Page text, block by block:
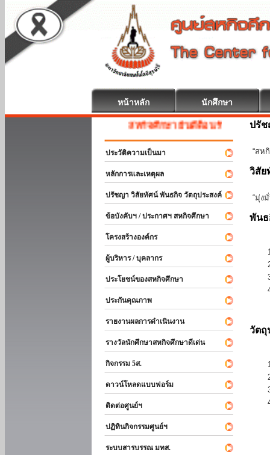
หน้าหลัก นักศึกษา
สหกิจศึกษา ยินดีต้อนรับ
ประวัติความเป็นมา
หลักการและเหตุผล
ปรัชญา วิสัยทัศน์ พันธกิจ วัตถุประสงค์
ข้อบังคับฯ / ประกาศฯ สหกิจศึกษา
โครงสร้างองค์กร
ผู้บริหาร / บุคลากร
ประโยชน์ของสหกิจศึกษา
ประกันคุณภาพ
รายงานผลการดำเนินงาน
รางวัลนักศึกษาสหกิจศึกษาดีเด่น
กิจกรรม 5ส.
ดาวน์โหลดแบบฟอร์ม
ติดต่อศูนย์ฯ
ปฏิทินกิจกรรมศูนย์ฯ
ระบบสารบรรณ มทส.
ปรั
“สห
วิสัย
“มุ่ง
พัน
วัตถุ